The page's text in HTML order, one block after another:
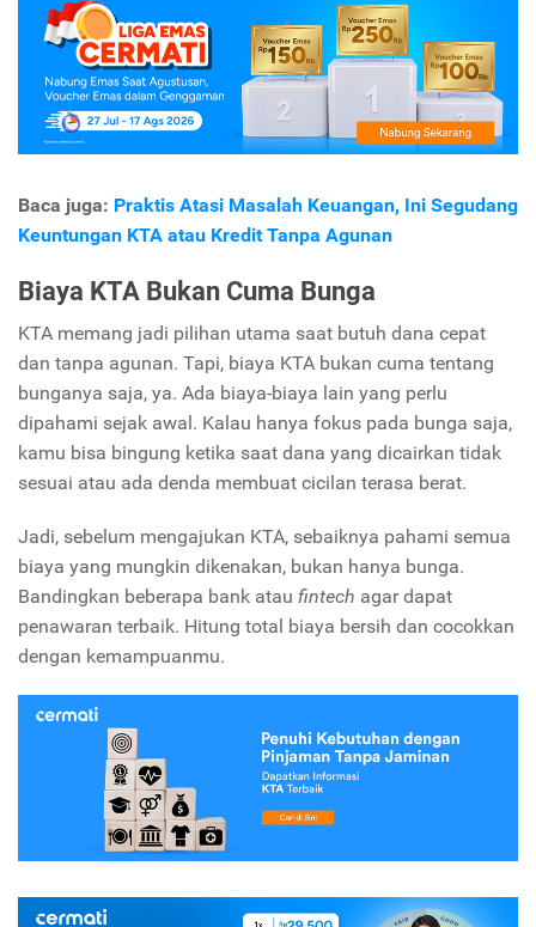
Baca juga: Praktis Atasi Masalah Keuangan, Ini Segudang
Keuntungan KTA atau Kredit Tanpa Agunan
Biaya KTA Bukan Cuma Bunga
KTA memang jadi pilihan utama saat butuh dana cepat
dan tanpa agunan. Tapi, biaya KTA bukan cuma tentang
bunganya saja, ya. Ada biaya-biaya lain yang perlu
dipahami sejak awal. Kalau hanya fokus pada bunga saja,
kamu bisa bingung ketika saat dana yang dicairkan tidak
sesuai atau ada denda membuat cicilan terasa berat.
Jadi, sebelum mengajukan KTA, sebaiknya pahami semua
biaya yang mungkin dikenakan, bukan hanya bunga.
Bandingkan beberapa bank atau fintech agar dapat
penawaran terbaik. Hitung total biaya bersih dan cocokkan
dengan kemampuanmu.